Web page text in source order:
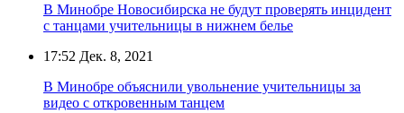
В Минобре Новосибирска не будут проверять инцидент
с танцами учительницы в нижнем белье
17:52 Дек. 8, 2021
В Минобре объяснили увольнение учительницы за
видео с откровенным танцем